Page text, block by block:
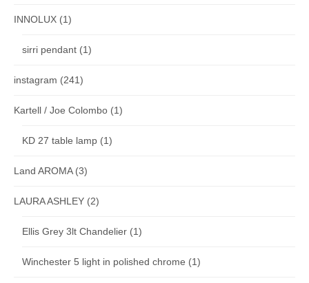
INNOLUX (1)
sirri pendant (1)
instagram (241)
Kartell / Joe Colombo (1)
KD 27 table lamp (1)
Land AROMA(3)
LAURA ASHLEY (2)
Ellis Grey 3lt Chandelier (1)
Winchester 5 light in polished chrome (1)